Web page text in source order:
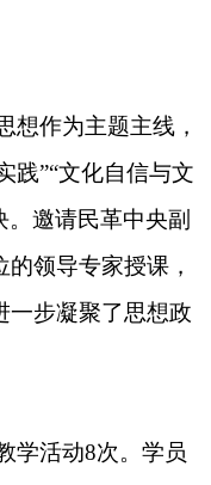
想作为主题主线，
践”“文化自信与文
邀请民革中央副
的领导专家授课，
一步凝聚了思想政
学活动8次。 学员